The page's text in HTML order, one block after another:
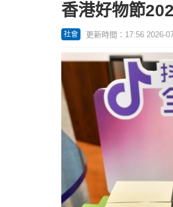
香港好物節
社會 更新時間：17:56 2026-